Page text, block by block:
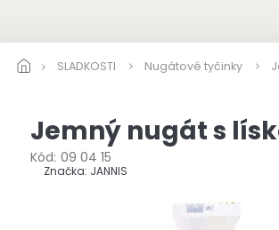
SLADKOSTI Nugátové tyčinky
Jemný nugát s
Kód: 09 04 15
Značka: JANNIS